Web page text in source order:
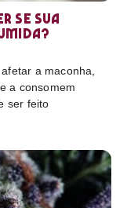
se sua
a maconha,
a consomem
ser feito